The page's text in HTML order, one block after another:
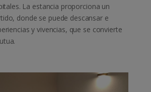
La estancia proporciona un
donde se puede descansar e
y vivencias, que se convierte